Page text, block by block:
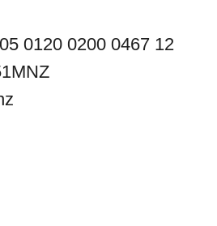
0120 0200 0467 12